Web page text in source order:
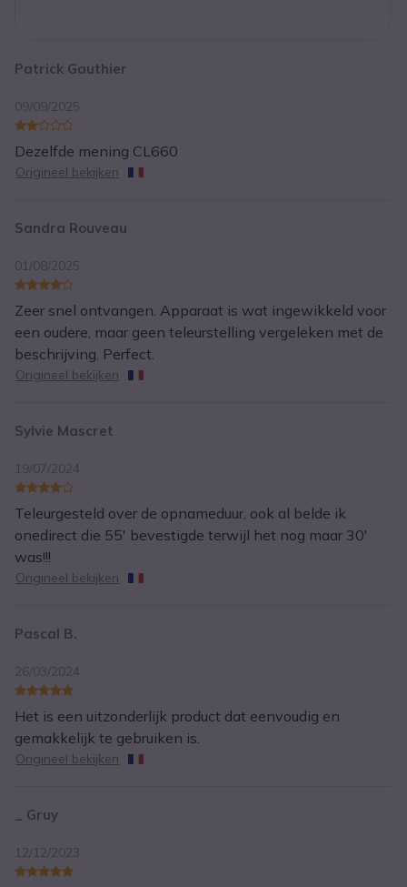
Patrick Gauthier
09/09/2025
Dezelfde mening CL660
Origineel bekijken
Sandra Rouveau
01/08/2025
Zeer snel ontvangen. Apparaat is wat ingewikkeld voor
een oudere, maar geen teleurstelling vergeleken met de
beschrijving. Perfect.
Origineel bekijken
Sylvie Mascret
19/07/2024
Teleurgesteld over de opnameduur, ook al belde ik
onedirect die 55' bevestigde terwijl het nog maar 30'
was!!!
Origineel bekijken
Pascal B.
26/03/2024
Het is een uitzonderlijk product dat eenvoudig en
gemakkelijk te gebruiken is.
Origineel bekijken
_ Gruy
12/12/2023